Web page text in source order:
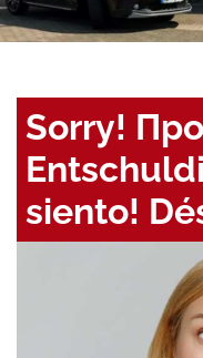
Sorry!
siento!